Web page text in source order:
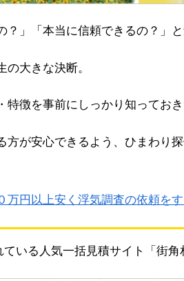
？」「本当に信頼できるの？」
大きな決断。
徴を事前にしっかり知っておき
が安心できるよう、ひまわり
万円以上安く浮気調査の依頼を
いる人気一括見積サイト「街角